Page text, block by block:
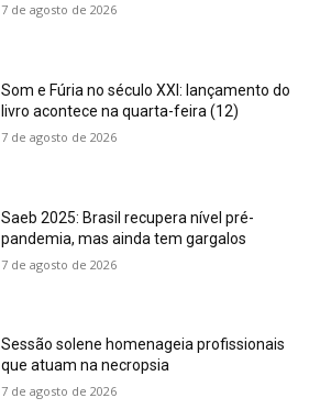
7 de agosto de 2026
Som e Fúria no século XXI: lançamento do
livro acontece na quarta-feira (12)
7 de agosto de 2026
Saeb 2025: Brasil recupera nível pré-
pandemia, mas ainda tem gargalos
7 de agosto de 2026
Sessão solene homenageia profissionais
que atuam na necropsia
7 de agosto de 2026